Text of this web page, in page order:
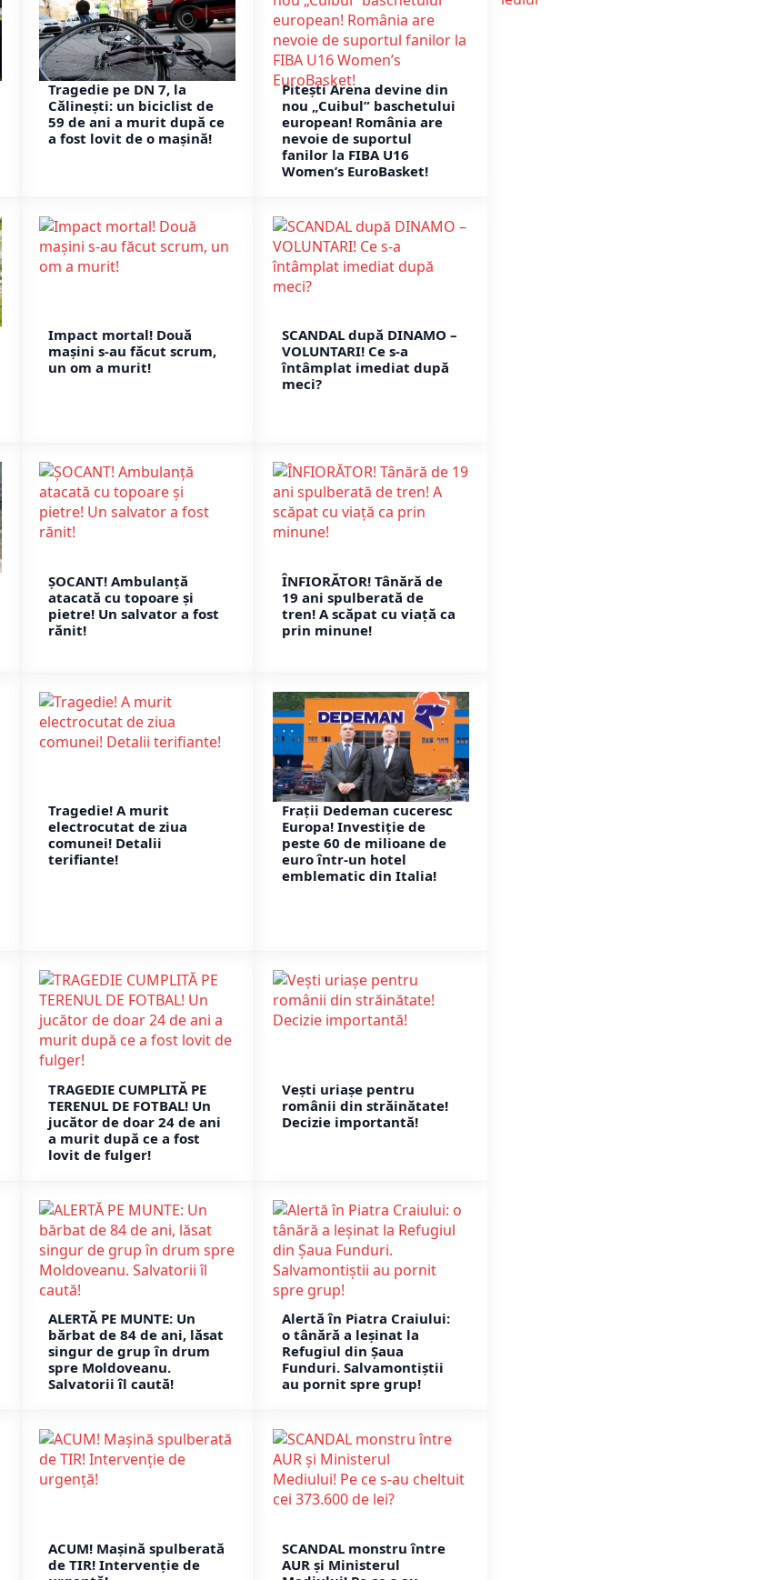
Tragedie pe DN 7, la
Călinești: un biciclist de
59 de ani a murit după ce
a fost lovit de o mașină!
Pitești Arena devine din
nou „Cuibul” baschetului
european! România are
nevoie de suportul
fanilor la FIBA U16
Women’s EuroBasket!
Impact mortal! Două
mașini s-au făcut scrum,
un om a murit!
SCANDAL după DINAMO –
VOLUNTARI! Ce s-a
întâmplat imediat după
meci?
ȘOCANT! Ambulanță
atacată cu topoare și
pietre! Un salvator a fost
rănit!
ÎNFIORĂTOR! Tânără de
19 ani spulberată de
tren! A scăpat cu viață ca
prin minune!
Tragedie! A murit
electrocutat de ziua
comunei! Detalii
terifiante!
Frații Dedeman cuceresc
Europa! Investiție de
peste 60 de milioane de
euro într-un hotel
emblematic din Italia!
TRAGEDIE CUMPLITĂ PE
TERENUL DE FOTBAL! Un
jucător de doar 24 de ani
a murit după ce a fost
lovit de fulger!
Vești uriașe pentru
românii din străinătate!
Decizie importantă!
ALERTĂ PE MUNTE: Un
bărbat de 84 de ani, lăsat
singur de grup în drum
spre Moldoveanu.
Salvatorii îl caută!
Alertă în Piatra Craiului:
o tânără a leșinat la
Refugiul din Șaua
Funduri. Salvamontiștii
au pornit spre grup!
ACUM! Mașină spulberată
de TIR! Intervenție de
SCANDAL monstru între
AUR și Ministerul